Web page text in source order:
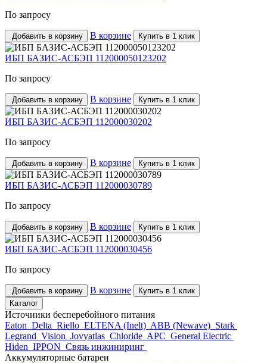
По запросу
Добавить в корзину В корзине Купить в 1 клик
ИБП БАЗИС-АСБЭП 112000050123202
По запросу
Добавить в корзину В корзине Купить в 1 клик
ИБП БАЗИС-АСБЭП 112000030202
По запросу
Добавить в корзину В корзине Купить в 1 клик
ИБП БАЗИС-АСБЭП 112000030789
По запросу
Добавить в корзину В корзине Купить в 1 клик
ИБП БАЗИС-АСБЭП 112000030456
По запросу
Добавить в корзину В корзине
Купить в 1 клик
Каталог
Источники бесперебойного питания
Eaton Delta Riello ELTENA (Inelt) ABB (Newave) Stark
Legrand Vision Jovyatlas Chloride APC General Electric
Hiden IPPON Связь инжиниринг
Аккумуляторные батареи